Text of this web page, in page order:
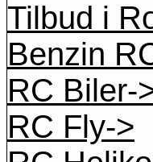
Tilbud i
Benzin
RC Biler-
RC Fly->